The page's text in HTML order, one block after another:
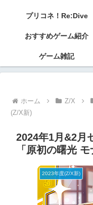
プリコネ！Re:Dive
おすすめゲーム紹介
ゲーム雑記
ホーム Z/X
(Z/X新)
2024年1月&2月
「原初の曙光
2023年度(Z/X新)